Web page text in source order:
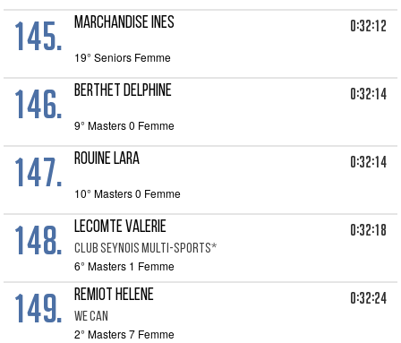
145. MARCHANDISE INES 0:32:12
19° Seniors Femme
146. BERTHET DELPHINE 0:32:14
9° Masters 0 Femme
147. ROUINE LARA 0:32:14
10° Masters 0 Femme
148. LECOMTE VALERIE
CLUB SEYNOIS MULTI-SPORTS*
0:32:18
6° Masters 1 Femme
149. REMIOT HELENE
WE CAN
0:32:24
2° Masters 7 Femme